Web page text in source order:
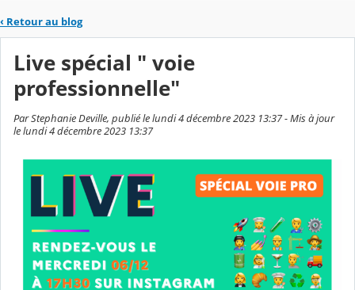
‹ Retour au blog
Live spécial " voie
professionnelle"
Par Stephanie Deville, publié le lundi 4 décembre 2023 13:37 - Mis à jour
le lundi 4 décembre 2023 13:37